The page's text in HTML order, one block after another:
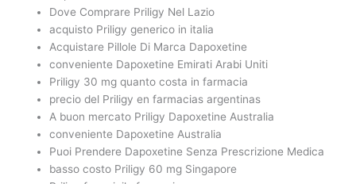
Dove Comprare Priligy Nel Lazio
acquisto Priligy generico in italia
Acquistare Pillole Di Marca Dapoxetine
conveniente Dapoxetine Emirati Arabi Uniti
Priligy 30 mg quanto costa in farmacia
precio del Priligy en farmacias argentinas
A buon mercato Priligy Dapoxetine Australia
conveniente Dapoxetine Australia
Puoi Prendere Dapoxetine Senza Prescrizione Medica
basso costo Priligy 60 mg Singapore